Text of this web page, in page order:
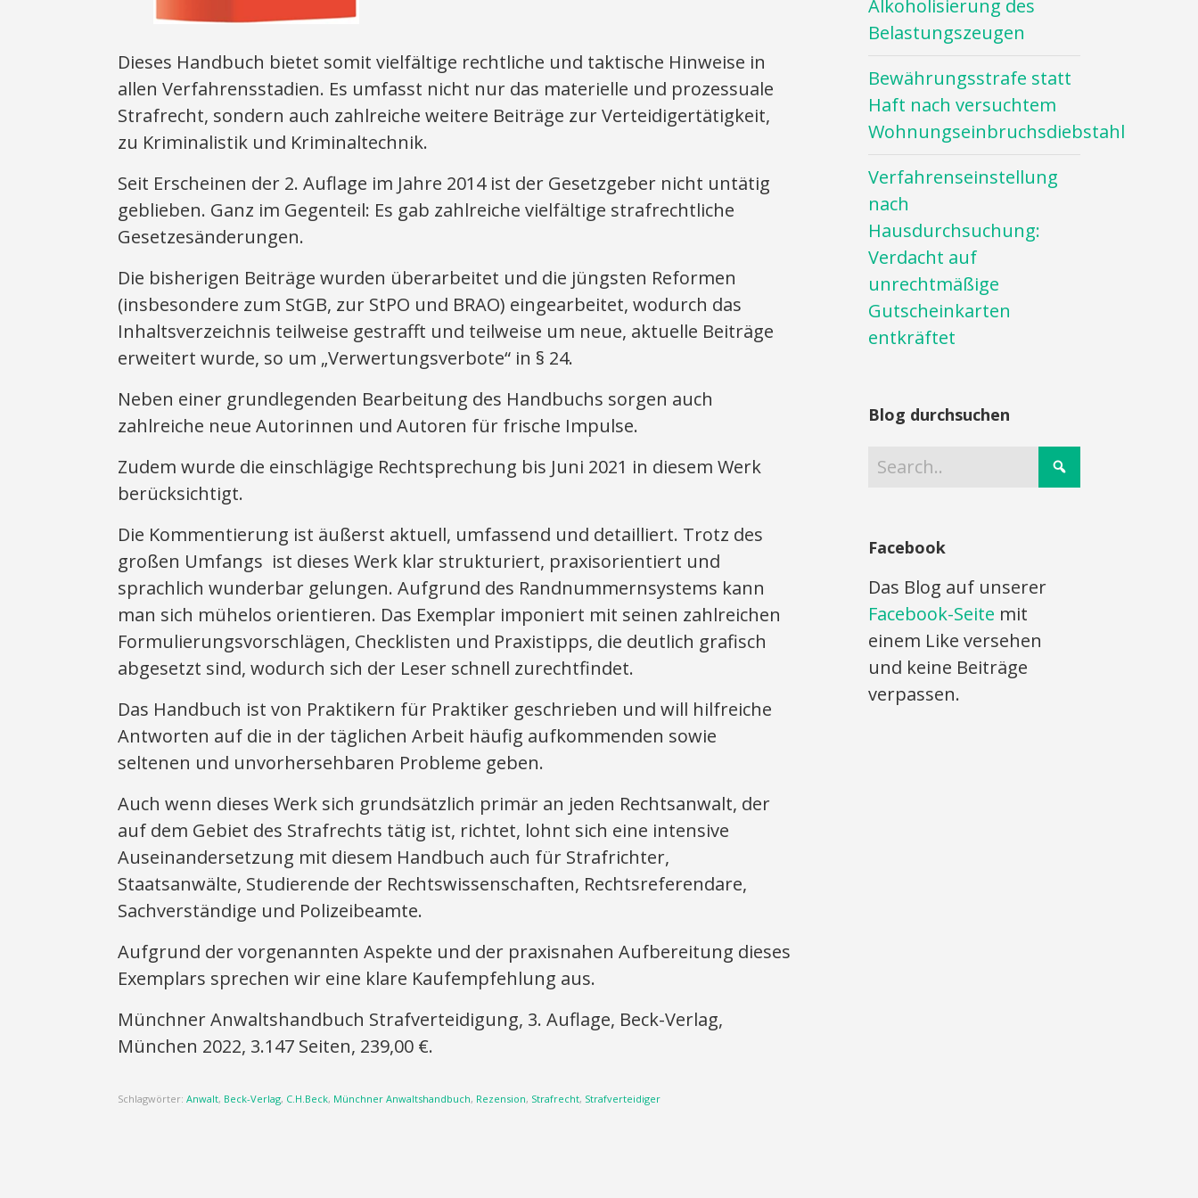
Dieses Handbuch bietet somit vielfältige rechtliche und taktische Hinweise in
allen Verfahrensstadien. Es umfasst nicht nur das materielle und prozessuale
Strafrecht, sondern auch zahlreiche weitere Beiträge zur Verteidigertätigkeit,
zu Kriminalistik und Kriminaltechnik.
Seit Erscheinen der 2. Auflage im Jahre 2014 ist der Gesetzgeber nicht untätig
geblieben. Ganz im Gegenteil: Es gab zahlreiche vielfältige strafrechtliche
Gesetzesänderungen.
Die bisherigen Beiträge wurden überarbeitet und die jüngsten Reformen
(insbesondere zum StGB, zur StPO und BRAO) eingearbeitet, wodurch das
Inhaltsverzeichnis teilweise gestrafft und teilweise um neue, aktuelle Beiträge
erweitert wurde, so um „Verwertungsverbote“ in § 24.
Neben einer grundlegenden Bearbeitung des Handbuchs sorgen auch
zahlreiche neue Autorinnen und Autoren für frische Impulse.
Zudem wurde die einschlägige Rechtsprechung bis Juni 2021 in diesem Werk
berücksichtigt.
Die Kommentierung ist äußerst aktuell, umfassend und detailliert. Trotz des
großen Umfangs ist dieses Werk klar strukturiert, praxisorientiert und
sprachlich wunderbar gelungen. Aufgrund des Randnummernsystems kann
man sich mühelos orientieren. Das Exemplar imponiert mit seinen zahlreichen
Formulierungsvorschlägen, Checklisten und Praxistipps, die deutlich grafisch
abgesetzt sind, wodurch sich der Leser schnell zurechtfindet.
Das Handbuch ist von Praktikern für Praktiker geschrieben und will hilfreiche
Antworten auf die in der täglichen Arbeit häufig aufkommenden sowie
seltenen und unvorhersehbaren Probleme geben.
Auch wenn dieses Werk sich grundsätzlich primär an jeden Rechtsanwalt, der
auf dem Gebiet des Strafrechts tätig ist, richtet, lohnt sich eine intensive
Auseinandersetzung mit diesem Handbuch auch für Strafrichter,
Staatsanwälte, Studierende der Rechtswissenschaften, Rechtsreferendare,
Sachverständige und Polizeibeamte.
Aufgrund der vorgenannten Aspekte und der praxisnahen Aufbereitung dieses
Exemplars sprechen wir eine klare Kaufempfehlung aus.
Münchner Anwaltshandbuch Strafverteidigung, 3. Auflage, Beck-Verlag,
München 2022, 3.147 Seiten, 239,00 €.
Schlagwörter: Anwalt, Beck-Verlag, C.H.Beck, Münchner Anwaltshandbuch, Rezension, Strafrecht, Strafverteidiger
Alkoholisierung des
Belastungszeugen
Bewährungsstrafe statt
Haft nach versuchtem
Wohnungseinbruchsdiebstahl
Verfahrenseinstellung
nach
Hausdurchsuchung:
Verdacht auf
unrechtmäßige
Gutscheinkarten
entkräftet
Blog durchsuchen
Facebook
Das Blog auf unserer
Facebook-Seite mit
einem Like versehen
und keine Beiträge
verpassen.